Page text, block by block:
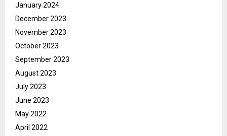
January 2024
December 2023
November 2023
October 2023
September 2023
August 2023
July 2023
June 2023
May 2022
April 2022